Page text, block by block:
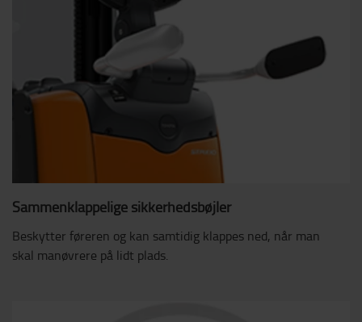
Sammenklappelige sikkerhedsbøjler
Beskytter føreren og kan samtidig klappes ned, når man
skal manøvrere på lidt plads.